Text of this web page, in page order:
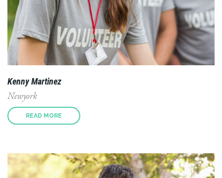
Kenny Martinez
Newyork
READ MORE